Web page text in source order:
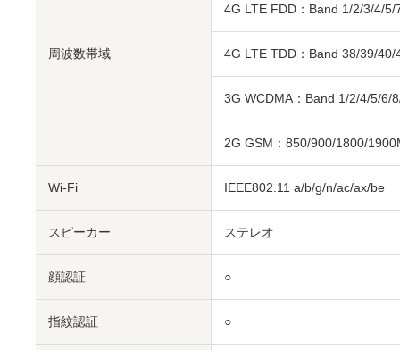
周波数帯域
4G LTE FDD：Band 1/2/3/4/
4G LTE TDD：Band 38/39/40/
3G WCDMA：Band 1/2/4/5/6/
2G GSM：850/900/1800/
Wi-Fi IEEE802.11 a/b/g/n/ac/ax/be
スピーカー ステレオ
顔認証 ○
指紋認証 ○